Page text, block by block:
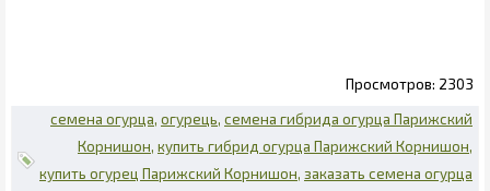
2303
семена огурца огурець семена гибрида огурца Парижский
Корнишон купить гибрид огурца Парижский Корнишон
купить огурец Парижский Корнишон заказать семена огурца